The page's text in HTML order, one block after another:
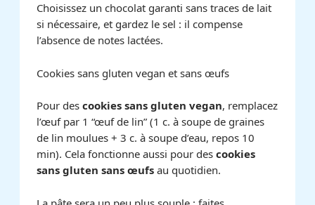
Choisissez un chocolat garanti sans traces de lait
si nécessaire, et gardez le sel : il compense
l’absence de notes lactées.
Cookies sans gluten vegan et sans œufs
Pour descookies sans gluten vegan, remplacez
l’œuf par 1 “œuf de lin” (1 c. à soupe de graines
de lin moulues + 3 c. à soupe d’eau, repos 10
min). Cela fonctionne aussi pour descookies
sans gluten sans œufs au quotidien.